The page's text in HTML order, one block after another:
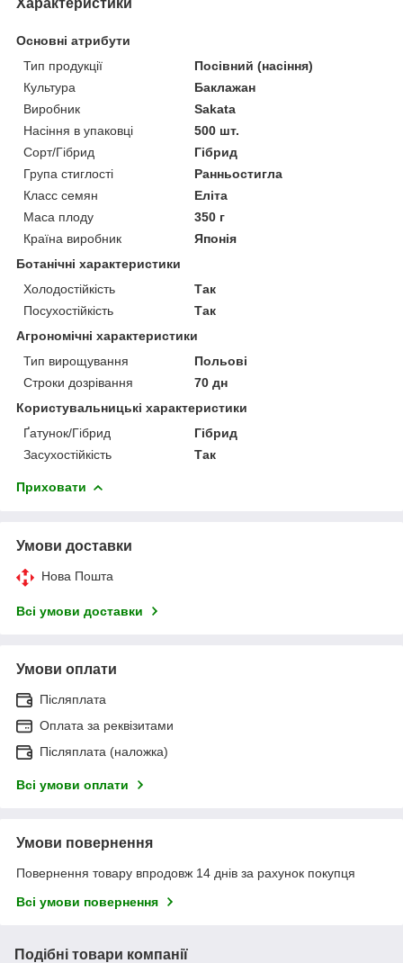
Основні атрибути
Тип продукції
Посівний (насіння)
Культура
Баклажан
Виробник
Sakata
Насіння в упаковці
500 шт.
Сорт/Гібрид
Гібрид
Група стиглості
Ранньостигла
Класс семян
Еліта
Маса плоду
350 г
Країна виробник
Японія
Ботанічні характеристики
Холодостійкість
Так
Посухостійкість
Так
Агрономічні характеристики
Тип вирощування
Польові
Строки дозрівання
70 дн
Користувальницькі характеристики
Ґатунок/Гібрид
Гібрид
Засухостійкість
Так
Приховати
Умови доставки
Нова Пошта
Всі умови доставки
Умови оплати
Післяплата
Оплата за реквізитами
Післяплата (наложка)
Всі умови оплати
Умови повернення
Повернення товару впродовж 14 днів за рахунок покупця
Всі умови повернення
Подібні товари компанії